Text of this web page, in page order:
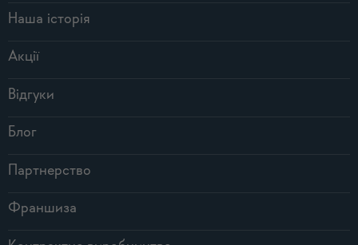
Наша історія
Акції
Відгуки
Блог
Партнерство
Франшиза